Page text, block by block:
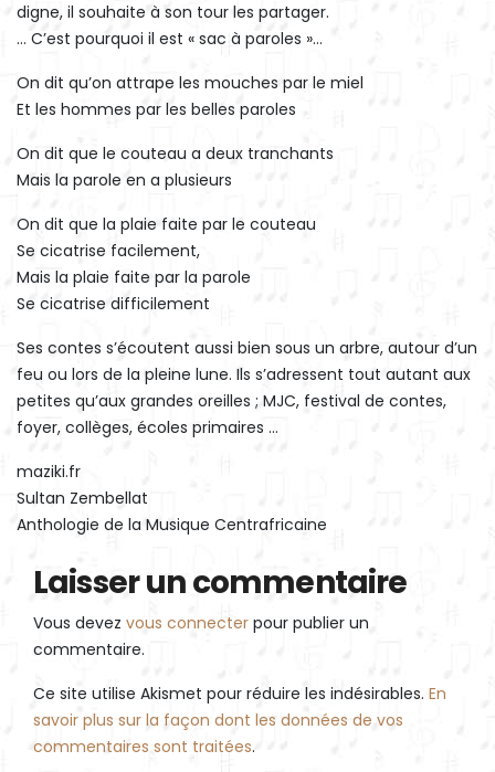
digne, il souhaite à son tour les partager.
… C’est pourquoi il est « sac à paroles »…
On dit qu’on attrape les mouches par le miel
Et les hommes par les belles paroles
On dit que le couteau a deux tranchants
Mais la parole en a plusieurs
On dit que la plaie faite par le couteau
Se cicatrise facilement,
Mais la plaie faite par la parole
Se cicatrise difficilement
Ses contes s’écoutent aussi bien sous un arbre, autour d’un
feu ou lors de la pleine lune. Ils s’adressent tout autant aux
petites qu’aux grandes oreilles ; MJC, festival de contes,
foyer, collèges, écoles primaires …
maziki.fr
Sultan Zembellat
Anthologie de la Musique Centrafricaine
Laisser un commentaire
Vous devez vous connecter pour publier un
commentaire.
Ce site utilise Akismet pour réduire les indésirables. En
savoir plus sur la façon dont les données de vos
commentaires sont traitées.